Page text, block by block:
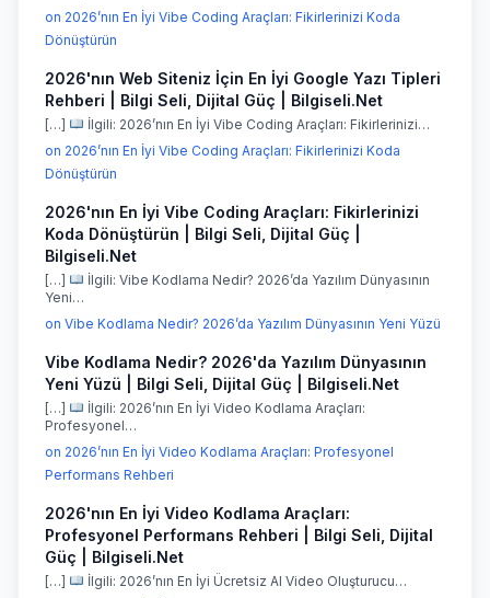
on 2026’nın En İyi Vibe Coding Araçları: Fikirlerinizi Koda
Dönüştürün
2026'nın Web Siteniz İçin En İyi Google Yazı Tipleri
Rehberi | Bilgi Seli, Dijital Güç | Bilgiseli.Net
[…]
İlgili: 2026’nın En İyi Vibe Coding Araçları: Fikirlerinizi…
on 2026’nın En İyi Vibe Coding Araçları: Fikirlerinizi Koda
Dönüştürün
2026'nın En İyi Vibe Coding Araçları: Fikirlerinizi
Koda Dönüştürün | Bilgi Seli, Dijital Güç |
Bilgiseli.Net
[…]
İlgili: Vibe Kodlama Nedir? 2026’da Yazılım Dünyasının
Yeni…
on Vibe Kodlama Nedir? 2026’da Yazılım Dünyasının Yeni Yüzü
Vibe Kodlama Nedir? 2026'da Yazılım Dünyasının
Yeni Yüzü | Bilgi Seli, Dijital Güç | Bilgiseli.Net
[…]
İlgili: 2026’nın En İyi Video Kodlama Araçları:
Profesyonel…
on 2026’nın En İyi Video Kodlama Araçları: Profesyonel
Performans Rehberi
2026'nın En İyi Video Kodlama Araçları:
Profesyonel Performans Rehberi | Bilgi Seli, Dijital
Güç | Bilgiseli.Net
[…]
İlgili: 2026’nın En İyi Ücretsiz AI Video Oluşturucu…